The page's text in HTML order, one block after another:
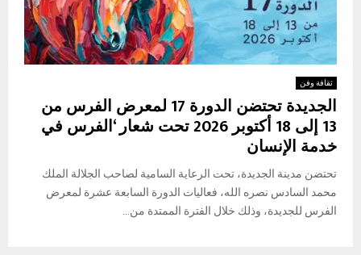
ثقافة وفن
الجديدة تحتضن الدورة 17 لمعرض الفرس من
13 إلى 18 أكتوبر 2026 تحت شعار ‘الفرس في
خدمة الإنسان
تحتضن مدينة الجديدة، تحت الرعاية السامية لصاحب الجلالة الملك
محمد السادس نصره الله، فعاليات الدورة السابعة عشرة لمعرض
الفرس للجديدة، وذلك خلال الفترة الممتدة من...